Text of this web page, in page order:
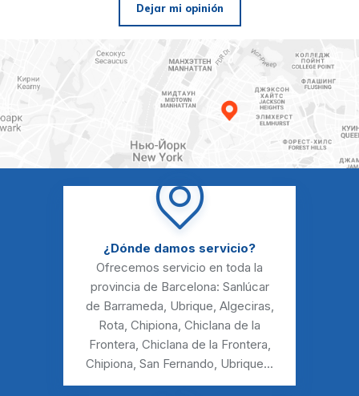
Dejar mi opinión
¿Dónde damos servicio?
Ofrecemos servicio en toda la
provincia de Barcelona: Sanlúcar
de Barrameda, Ubrique, Algeciras,
Rota, Chipiona, Chiclana de la
Frontera, Chiclana de la Frontera,
Chipiona, San Fernando, Ubrique...